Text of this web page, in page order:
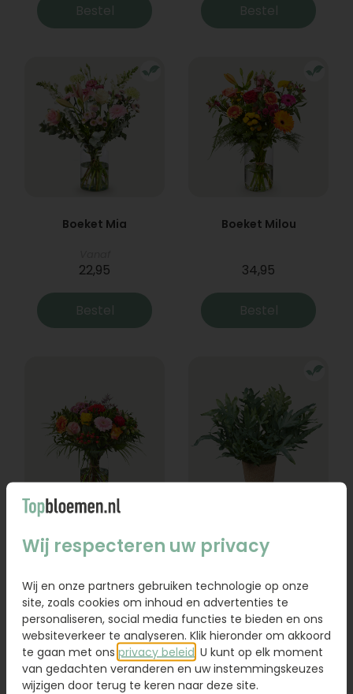
Bestel Bestel
Boeket Mia
22,95
Bestel
Boeket Milou
34,95
Bestel
Vanaf
Bestel Bestel
Wij respecteren uw privacy
Wij en onze partners gebruiken technologie op onze
site, zoals cookies om inhoud en advertenties te
personaliseren, social media functies te bieden en ons
websiteverkeer te analyseren. Klik hieronder om akkoord
te gaan met ons privacy beleid . U kunt op elk moment
van gedachten veranderen en uw instemmingskeuzes
wijzigen door terug te keren naar deze site.